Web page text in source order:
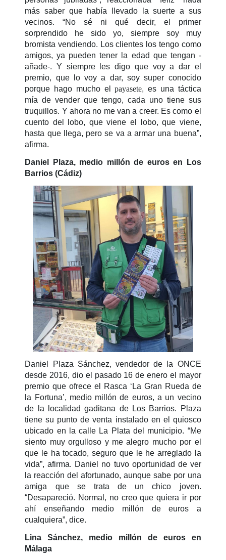
más saber que había llevado la suerte a sus
vecinos. “No sé ni qué decir, el primer
sorprendido he sido yo, siempre soy muy
bromista vendiendo. Los clientes los tengo como
amigos, ya pueden tener la edad que tengan -
añade-. Y siempre les digo que voy a dar el
premio, que lo voy a dar, soy super conocido
porque hago mucho elpayasete, es una táctica
mía de vender que tengo, cada uno tiene sus
truquillos. Y ahora no me van a creer. Es como el
cuento del lobo, que viene el lobo, que viene,
hasta que llega, pero se va a armar una buena”,
afirma.
Daniel Plaza, medio millón de euros en Los
Barrios (Cádiz)
Daniel Plaza Sánchez, vendedor de la ONCE
desde 2016, dio el pasado 16 de enero el mayor
premio que ofrece el Rasca ‘La Gran Rueda de
la Fortuna’, medio millón de euros, a un vecino
de la localidad gaditana de Los Barrios. Plaza
tiene su punto de venta instalado en el quiosco
ubicado en la calle La Plata del municipio. “Me
siento muy orgulloso y me alegro mucho por el
que le ha tocado, seguro que le he arreglado la
vida”, afirma. Daniel no tuvo oportunidad de ver
la reacción del afortunado, aunque sabe por una
amiga que se trata de un chico joven.
“Desapareció. Normal, no creo que quiera ir por
ahí enseñando medio millón de euros a
cualquiera”, dice.
Lina Sánchez, medio millón de euros en
Málaga